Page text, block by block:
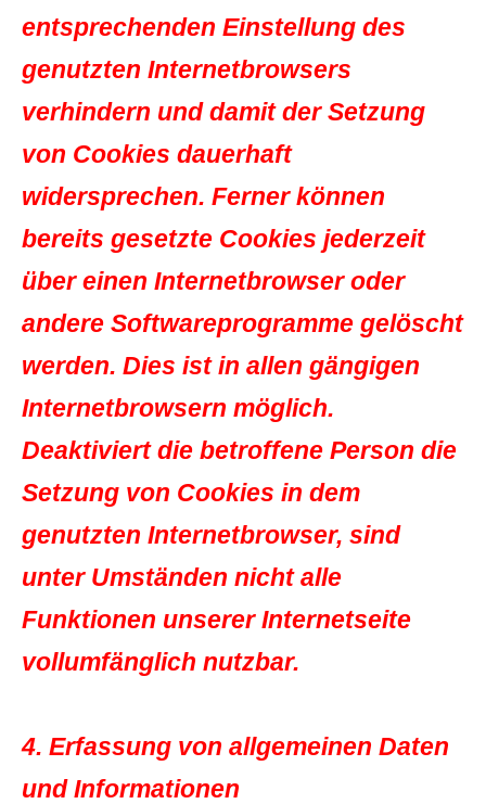
entsprechenden Einstellung des
genutzten Internetbrowsers
verhindern und damit der Setzung
von Cookies dauerhaft
widersprechen. Ferner können
bereits gesetzte Cookies jederzeit
über einen Internetbrowser oder
andere Softwareprogramme gelöscht
werden. Dies ist in allen gängigen
Internetbrowsern möglich.
Deaktiviert die betroffene Person die
Setzung von Cookies in dem
genutzten Internetbrowser, sind
unter Umständen nicht alle
Funktionen unserer Internetseite
vollumfänglich nutzbar.
4. Erfassung von allgemeinen Daten
und Informationen